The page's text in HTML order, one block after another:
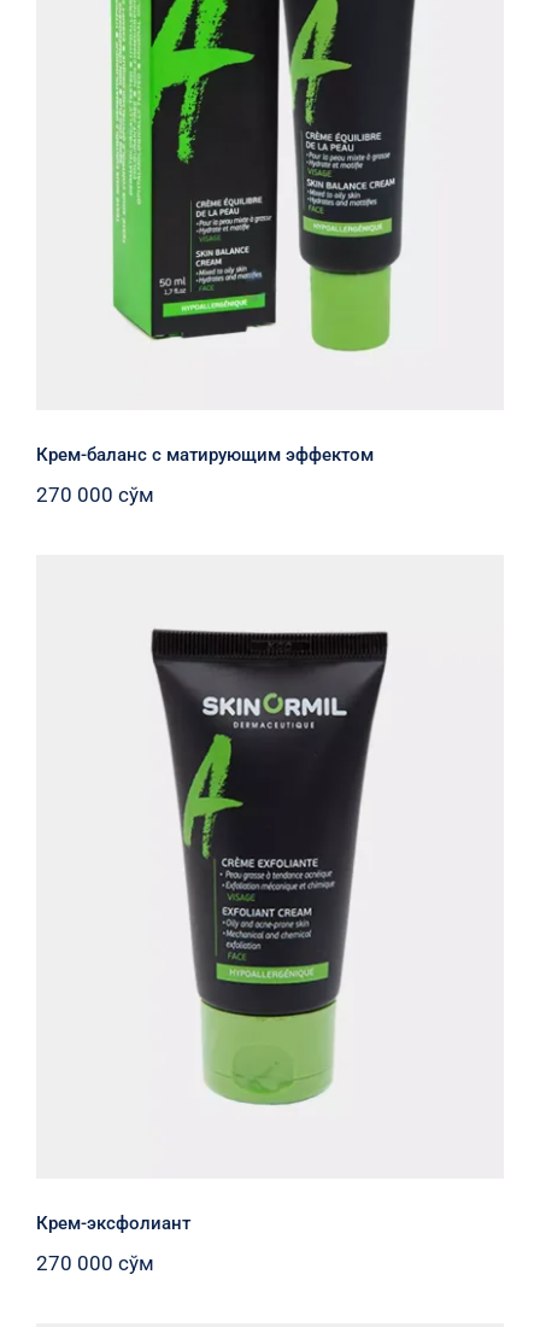
Крем-баланс с матирующим
эффектом
Крем-баланс с матирующим эффектом
270 000 сўм
Крем-эксфолиант
Крем-эксфолиант
270 000 сўм